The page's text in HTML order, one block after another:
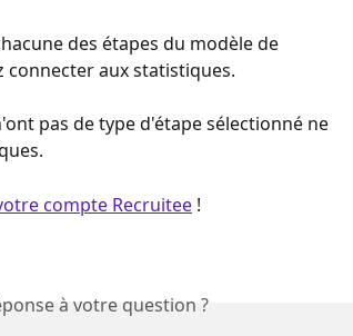
des étapes du modèle de
connecter aux statistiques.
pas de type d'étape sélectionné ne
compte Recruitee !
à votre question ?